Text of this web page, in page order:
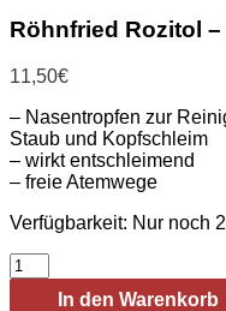
Röhnfried Rozitol –
11,50€
– Nasentropfen zur
Staub und Kopfschleim
– wirkt entschleimend
– freie Atemwege
Verfügbarkeit: Nur noch
Röhnfried
Rozitol
In den Warenkorb